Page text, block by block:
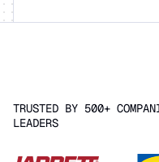
TRUSTED BY 500+
LEADERS